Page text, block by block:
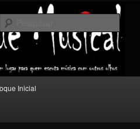
com outros olhos.
Inicial